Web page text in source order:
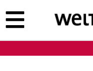
zum
Inhalt